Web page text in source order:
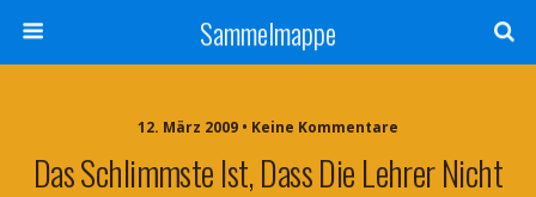
Sammelmappe
12. März 2009 • Keine Kommentare
Das Schlimmste Ist, Dass Die Lehrer Nicht